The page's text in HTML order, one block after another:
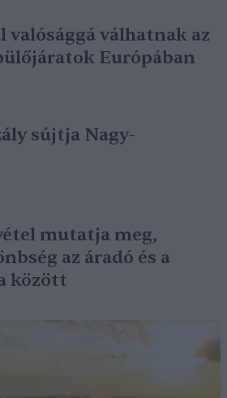
valósággá válhatnak az
Európában
sújtja Nagy-
mutatja meg,
az áradó és a
között